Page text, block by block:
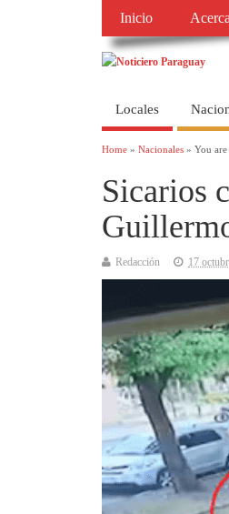
Inicio
Locales
Home » Nacionales » You
Sicarios
Redacción 17